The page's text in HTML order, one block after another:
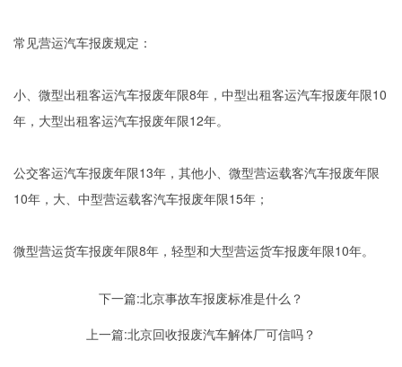
常见营运汽车报废规定：
小、微型出租客运汽车报废年限8年，中型出租客运汽车报废年限10
年，大型出租客运汽车报废年限12年。
公交客运汽车报废年限13年，其他小、微型营运载客汽车报废年限
10年，大、中型营运载客汽车报废年限15年；
微型营运货车报废年限8年，轻型和大型营运货车报废年限10年。
下一篇:北京事故车报废标准是什么？
上一篇:北京回收报废汽车解体厂可信吗？